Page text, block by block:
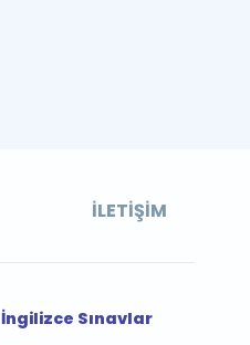
İLETIŞIM
İngilizce Sınavlar